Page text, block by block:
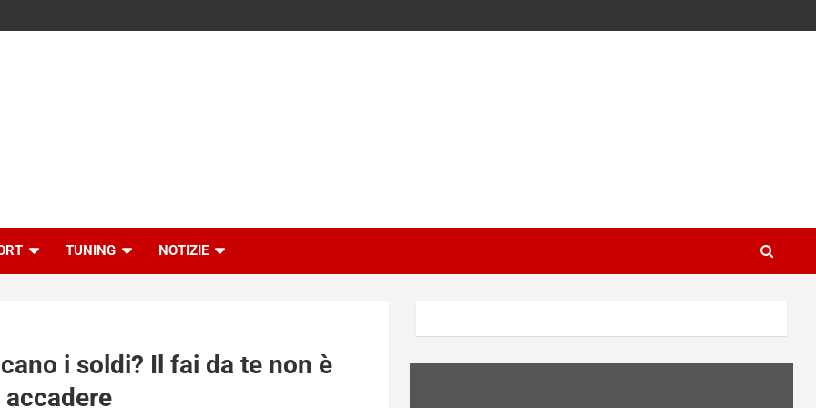
TUNING NOTIZIE
i soldi? Il fai da te non è